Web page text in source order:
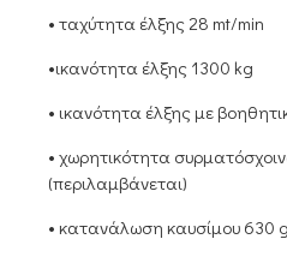
• ταχύτητα έλξης 28 mt/min
•ικανότητα έλξης 1300 kg
• ικανότητα έλξης με
• χωρητικότητα
(περιλαμβάνεται)
• κατανάλωση καυσίμου 630